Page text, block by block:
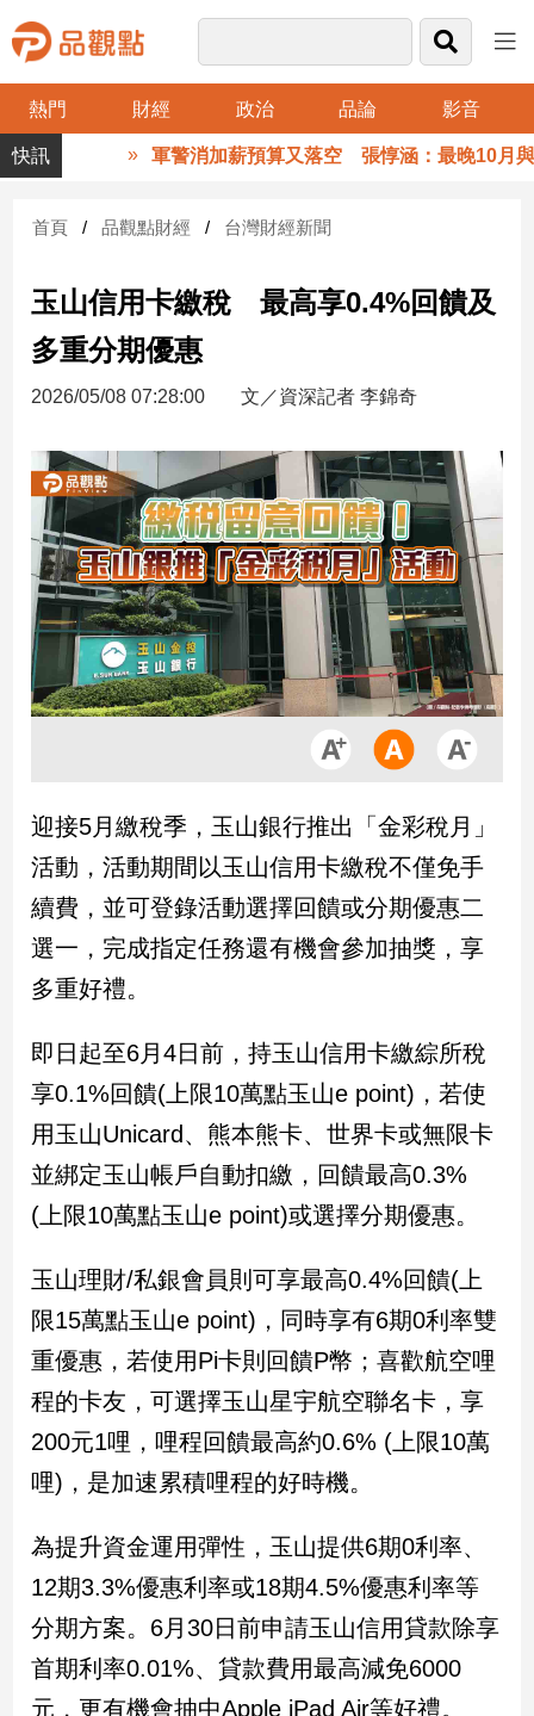
熱門 財經 政治 品論 影音
品
觀
財
台
財
新
產
經/
股
市
房
地
產
品
政
治
政
治
焦
品
點
民
調
國
會
點
觀
兩
岸/
國
際
地
方
新
冠
病
軍警消加薪預算又落空 張惇涵：最晚10月與立
首頁 品觀點財經 台灣財經新聞
玉山信用卡繳稅 最高享0.4%回饋及
多重分期優惠
2026/05/08 07:28:00 文／資深記者 李錦奇
迎接5月繳稅季，玉山銀行推出「金彩稅月」
活動，活動期間以玉山信用卡繳稅不僅免手
續費，並可登錄活動選擇回饋或分期優惠二
選一，完成指定任務還有機會參加抽獎，享
多重好禮。
即日起至6月4日前，持玉山信用卡繳綜所稅
享0.1%回饋(上限10萬點玉山e point)，若使
用玉山Unicard、熊本熊卡、世界卡或無限卡
並綁定玉山帳戶自動扣繳，回饋最高0.3%
(上限10萬點玉山e point)或選擇分期優惠。
玉山理財/私銀會員則可享最高0.4%回饋(上
限15萬點玉山e point)，同時享有6期0利率雙
重優惠，若使用Pi卡則回饋P幣；喜歡航空哩
程的卡友，可選擇玉山星宇航空聯名卡，享
200元1哩，哩程回饋最高約0.6% (上限10萬
哩)，是加速累積哩程的好時機。
為提升資金運用彈性，玉山提供6期0利率、
12期3.3%優惠利率或18期4.5%優惠利率等
分期方案。6月30日前申請玉山信用貸款除享
首期利率0.01%、貸款費用最高減免6000
元，更有機會抽中Apple iPad Air等好禮。